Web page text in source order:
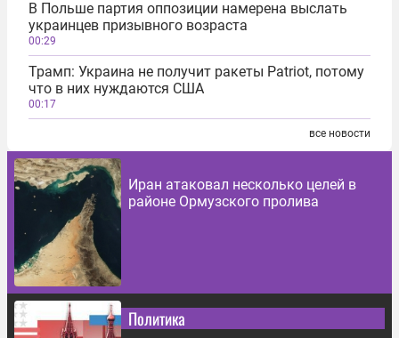
В Польше партия оппозиции намерена выслать
украинцев призывного возраста
00:29
Трамп: Украина не получит ракеты Patriot, потому
что в них нуждаются США
00:17
все новости
Иран атаковал несколько целей в
районе Ормузского пролива
Политика